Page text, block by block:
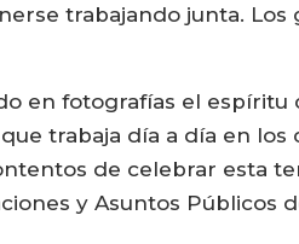
trabajando junta.
en fotografías el
trabaja día a día en
de celebrar esta
y Asuntos Públicos